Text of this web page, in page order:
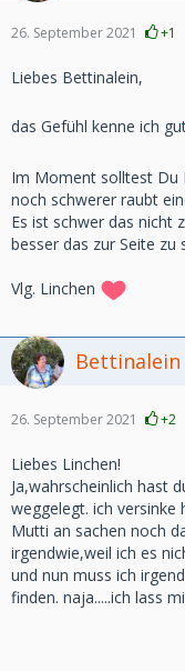
26. September 2021 +1
Liebes Bettinalein,
das Gefühl kenne ich
Im Moment solltest Du
noch schwerer raubt
Es ist schwer das nicht
besser das zur Seite zu
Vlg. Linchen
Bettinalein
26. September 2021 +2
Liebes Linchen!
Ja,wahrscheinlich hast
weggelegt. ich versinke
Mutti an sachen noch
irgendwie,weil ich es
und nun muss ich
finden. naja.....ich lass